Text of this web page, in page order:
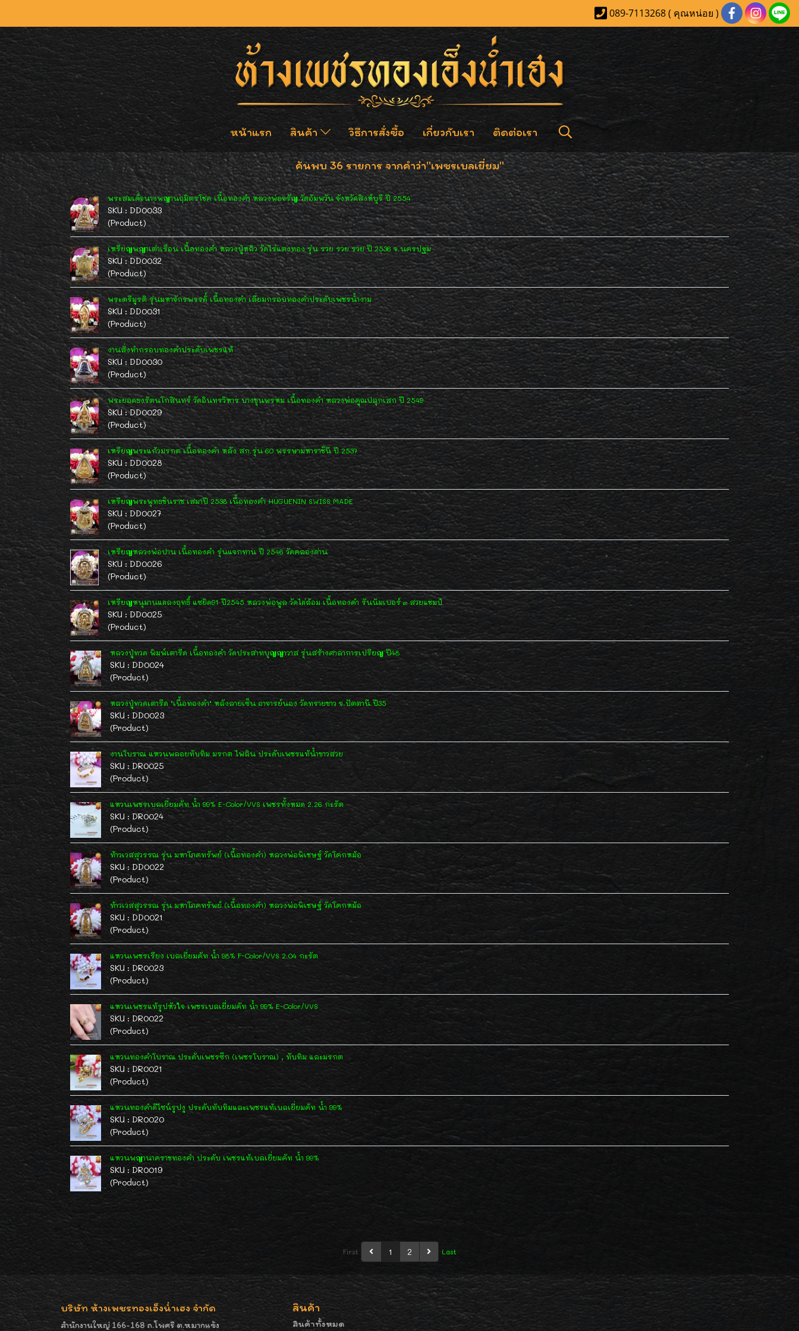
089-7113268 ( คุณหน่อย )
หน้าแรก สินค้า วิธีการสั่งซื้อ เกี่ยวกับเรา ติดต่อเรา
ค้นพบ 36 รายการ จากคำว่า"เพชรเบลเยี่ยม"
พระสมเด็จนางพญานฤมิตรโชค เนื้อทองคำ หลวงพ่อจรัญ วัดอัมพวัน จังหวัดสิงห์บุรี ปี 2554
SKU : DD0033
(Product)
เหรียญพญาเต่าเรือน เนื้อทองคำ หลวงปู่หลิว วัดไร่แตงทอง รุ่น รวย รวย รวย ปี 2536 จ.นครปฐม
SKU : DD0032
(Product)
พระตรีมูรติ รุ่นมหาจักรพรรดิ์ เนื้อทองคำ เลี่ยมกรอบทองคำประดับเพชรน้ำงาม
SKU : DD0031
(Product)
งานสั่งทำกรอบทองคำประดับเพชรแท้
SKU : DD0030
(Product)
พระยอดธงรัตนโกสินทร์ วัดอินทรวิหาร บางขุนพรหม เนื้อทองคำ หลวงพ่อคูณปลุกเสก ปี 2549
SKU : DD0029
(Product)
เหรียญพระแก้วมรกต เนื้อทองคำ หลัง สก.รุ่น 60 พรรษามหาราชินี ปี 2537
SKU : DD0028
(Product)
เหรียญพระพุทธชินราช เสมาปี 2538 เนื้อทองคำ HUGUENIN SWISS MADE
SKU : DD0027
(Product)
เหรียญหลวงพ่อปาน เนื้อทองคำ รุ่นแจกทาน ปี 2546 วัดคลองด่าน
SKU : DD0026
(Product)
เหรียญหนุมานแผลงฤทธิ์ แซยิด91 ปี2545 หลวงพ่อพูล วัดไผ่ล้อม เนื้อทองคำ รันนัมเบอร์ ๓ สวยแชมป์
SKU : DD0025
(Product)
หลวงปู่ทวด พิมพ์เตารีด เนื้อทองคำ วัดประสาทบุญญาวาส รุ่นสร้างศาลาการเปรียญ ปี48
SKU : DD0024
(Product)
หลวงปู่ทวดเตารีด "เนื้อทองคำ" หลังลายเซ็น อาจารย์นอง วัดทรายขาว จ.ปัตตานี ปี35
SKU : DD0023
(Product)
งานโบราณ แหวนพลอยทับทิม มรกต ไพลิน ประดับเพชรแท้น้ำขาวสวย
SKU : DR0025
(Product)
แหวนเพชรเบลเยี่ยมคัท น้ำ 99% E-Color/VVS เพชรทั้งหมด 2.26 กะรัต
SKU : DR0024
(Product)
ท้าวเวสสุวรรณ รุ่น มหาโภคทรัพย์ (เนื้อทองคำ) หลวงพ่อพิเชษฐ์ วัดโคกหม้อ
SKU : DD0022
(Product)
ท้าวเวสสุวรรณ รุ่น มหาโภคทรัพย์ (เนื้อทองคำ) หลวงพ่อพิเชษฐ์ วัดโคกหม้อ
SKU : DD0021
(Product)
แหวนเพชรเรียง เบลเยี่ยมคัท น้ำ 98% F-Color/VVS 2.04 กะรัต
SKU : DR0023
(Product)
แหวนเพชรแท้รูปหัวใจ เพชรเบลเยี่ยมคัท น้ำ 99% E-Color/VVS
SKU : DR0022
(Product)
แหวนทองคำโบราณ ประดับเพชรซีก (เพชรโบราณ) , ทับทิม และมรกต
SKU : DR0021
(Product)
แหวนทองคำดีไซน์รูปงู ประดับทับทิมและเพชรแท้เบลเยี่ยมคัท น้ำ 99%
SKU : DR0020
(Product)
แหวนพญานาคราชทองคำ ประดับ เพชรแท้เบลเยี่ยมคัท น้ำ 99%
SKU : DR0019
(Product)
First 1 2 Last
บริษัท ห้างเพชรทองเอ็งน่ำเฮง จำกัด
สำนักงานใหญ่ 166-168 ถ.โพศรี ต.หมากแข้ง
สินค้า
สินค้าทั้งหมด